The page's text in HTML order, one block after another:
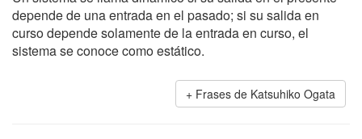
depende de una entrada en el pasado; si su salida en
curso depende solamente de la entrada en curso, el
sistema se conoce como estático.
Frases de Katsuhiko Ogata